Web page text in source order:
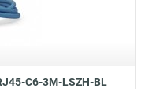
C6-3M-LSZH-BL